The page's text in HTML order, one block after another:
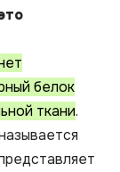
белок
ткани.